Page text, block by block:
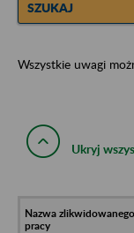
SZUKAJ
Wszystkie uwagi
Ukryj